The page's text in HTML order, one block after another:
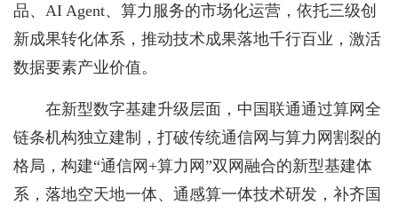
品、AI Agent、算力服务的市场化运营，依托三级创
新成果转化体系，推动技术成果落地千行百业，激活
数据要素产业价值。
在新型数字基建升级层面，中国联通通过算网全
链条机构独立建制，打破传统通信网与算力网割裂的
格局，构建“通信网+算力网”双网融合的新型基建体
系，落地空天地一体、通感算一体技术研发，补齐国